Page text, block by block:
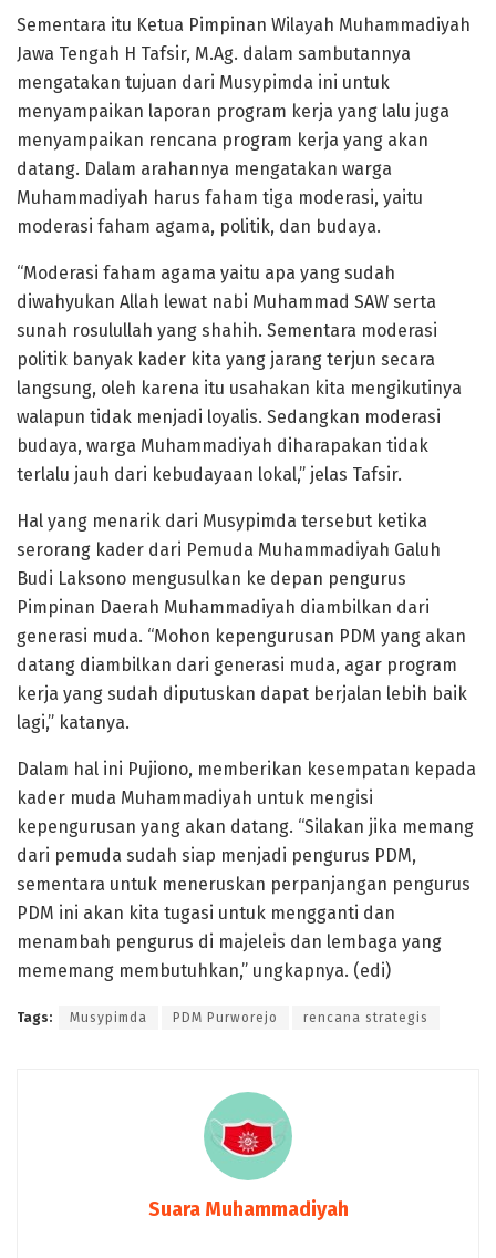
Sementara itu Ketua Pimpinan Wilayah Muhammadiyah
Jawa Tengah H Tafsir, M.Ag. dalam sambutannya
mengatakan tujuan dari Musypimda ini untuk
menyampaikan laporan program kerja yang lalu juga
menyampaikan rencana program kerja yang akan
datang. Dalam arahannya mengatakan warga
Muhammadiyah harus faham tiga moderasi, yaitu
moderasi faham agama, politik, dan budaya.
“Moderasi faham agama yaitu apa yang sudah
diwahyukan Allah lewat nabi Muhammad SAW serta
sunah rosulullah yang shahih. Sementara moderasi
politik banyak kader kita yang jarang terjun secara
langsung, oleh karena itu usahakan kita mengikutinya
walapun tidak menjadi loyalis. Sedangkan moderasi
budaya, warga Muhammadiyah diharapakan tidak
terlalu jauh dari kebudayaan lokal,” jelas Tafsir.
Hal yang menarik dari Musypimda tersebut ketika
serorang kader dari Pemuda Muhammadiyah Galuh
Budi Laksono mengusulkan ke depan pengurus
Pimpinan Daerah Muhammadiyah diambilkan dari
generasi muda. “Mohon kepengurusan PDM yang akan
datang diambilkan dari generasi muda, agar program
kerja yang sudah diputuskan dapat berjalan lebih baik
lagi,” katanya.
Dalam hal ini Pujiono, memberikan kesempatan kepada
kader muda Muhammadiyah untuk mengisi
kepengurusan yang akan datang. “Silakan jika memang
dari pemuda sudah siap menjadi pengurus PDM,
sementara untuk meneruskan perpanjangan pengurus
PDM ini akan kita tugasi untuk mengganti dan
menambah pengurus di majeleis dan lembaga yang
mememang membutuhkan,” ungkapnya. (edi)
Tags: Musypimda PDM Purworejo rencana strategis
Suara Muhammadiyah